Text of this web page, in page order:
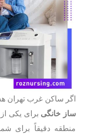
اگر ساکن غرب تهران
ساز خانگی برای یکی
منطقه دقیقاً برای